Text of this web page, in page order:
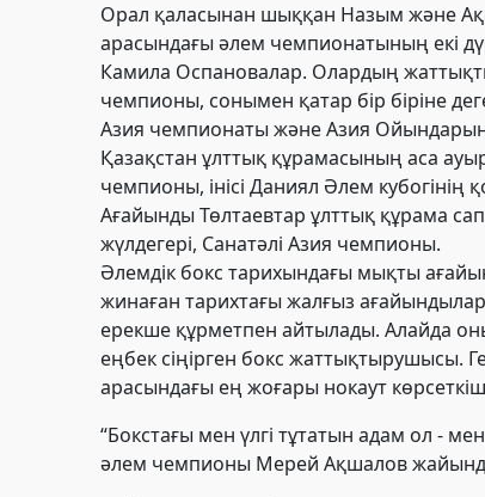
Орал қаласынан шыққан Назым және
арасындағы әлем чемпионатының екі
Камила Оспановалар. Олардың
чемпионы, сонымен қатар бір біріне
Азия чемпионаты және Азия
Қазақстан ұлттық құрамасының аса
чемпионы, інісі Даниял Әлем кубогінің
Ағайынды Төлтаевтар ұлттық құрама
жүлдегері, Санатәлі Азия чемпионы.
Әлемдік бокс тарихындағы мықты
жинаған тарихтағы жалғыз
ерекше құрметпен айтылады. Алайда
еңбек сіңірген бокс жаттықтырушысы.
арасындағы ең жоғары нокаут
“Бокстағы мен үлгі тұтатын адам ол -
әлем чемпионы Мерей Ақшалов